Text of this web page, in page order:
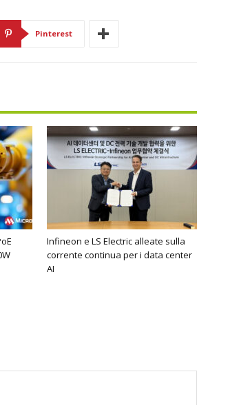
Pinterest
Infineon e LS Electric alleate sulla
corrente continua per i data center
AI